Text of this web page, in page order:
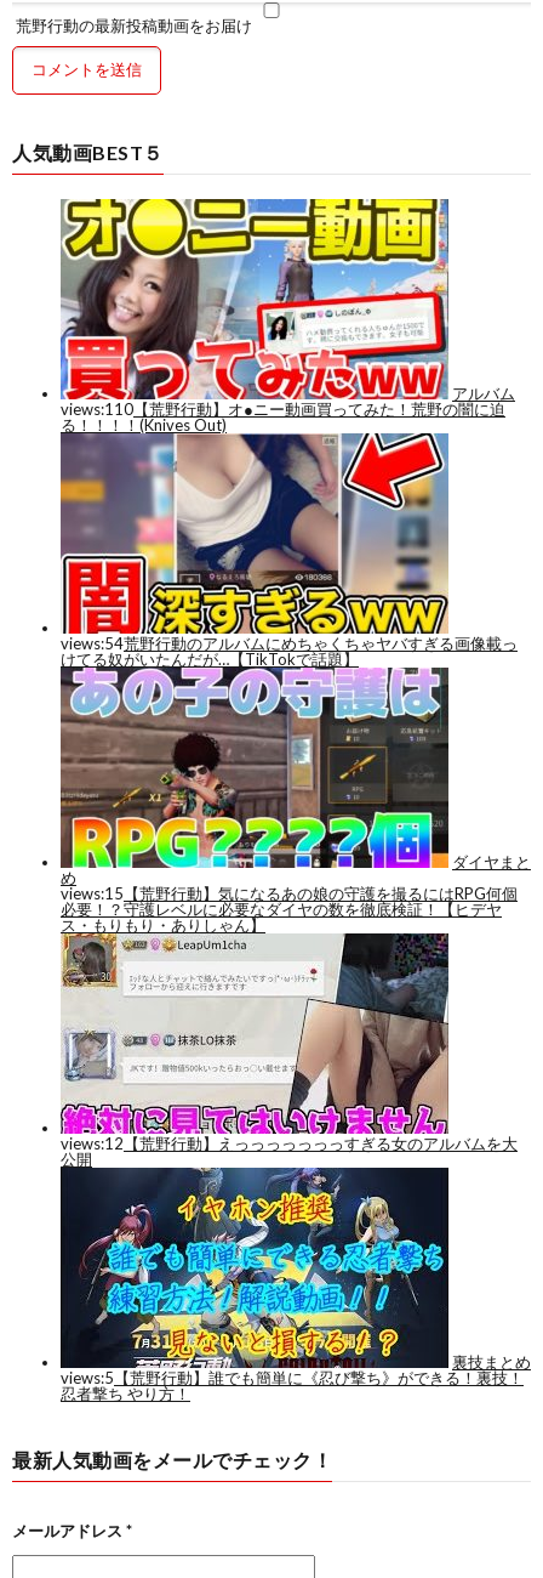
荒野行動の最新投稿動画をお届け
人気動画BEST５
最新人気動画をメールでチェック！
メールアドレス *